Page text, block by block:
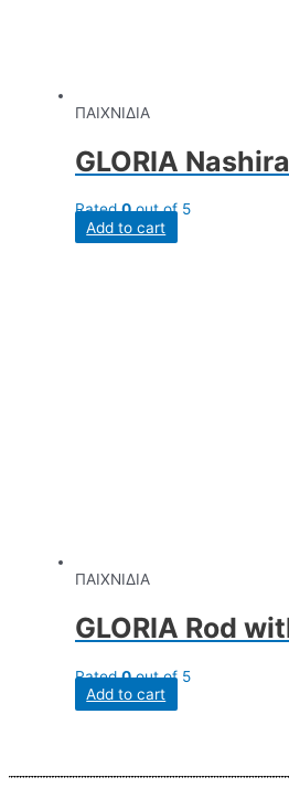
ΠΑΙΧΝΙΔΙΑ
GLORIA
Rated0out of 5
Add to cart
ΠΑΙΧΝΙΔΙΑ
GLORIA Rod
Rated0out of 5
Add to cart